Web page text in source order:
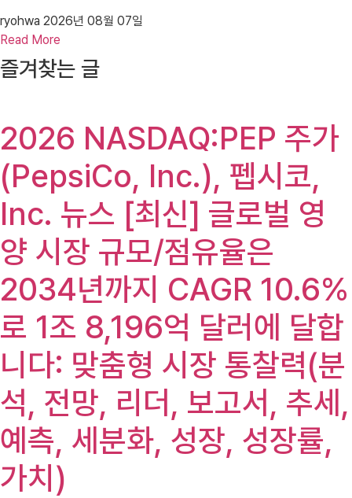
ryohwa 2026년 08월 07일
Read More
즐겨찾는 글
2026 NASDAQ:PEP 주가
(PepsiCo, Inc.), 펩시코,
Inc. 뉴스 [최신] 글로벌 영
양 시장 규모/점유율은
2034년까지 CAGR 10.6%
로 1조 8,196억 달러에 달합
니다: 맞춤형 시장 통찰력(분
석, 전망, 리더, 보고서, 추세,
예측, 세분화, 성장, 성장률,
가치)